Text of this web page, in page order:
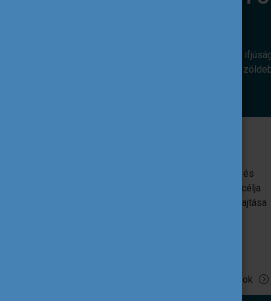
Az alábbi európai uniós programok az
révén. Hozzájárulnak ahhoz, hogy egy
Az EU oktatást, képzést, ifjúságügyet és
sportot támogató programja. Egyik fő célja
az uniós ifjúsági szakpolitikák végrehajtása
Tovább olvasok